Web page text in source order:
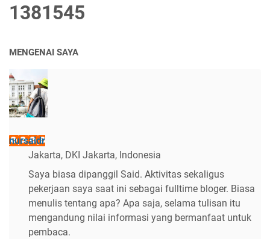
1381545
MENGENAI SAYA
nursaidr
Jakarta, DKI Jakarta, Indonesia
Saya biasa dipanggil Said. Aktivitas sekaligus
pekerjaan saya saat ini sebagai fulltime bloger. Biasa
menulis tentang apa? Apa saja, selama tulisan itu
mengandung nilai informasi yang bermanfaat untuk
pembaca.